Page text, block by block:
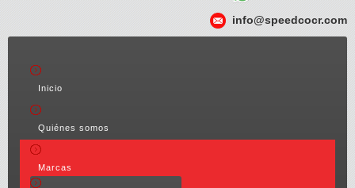
info@speedcocr.com
Inicio
Quiénes somos
Marcas